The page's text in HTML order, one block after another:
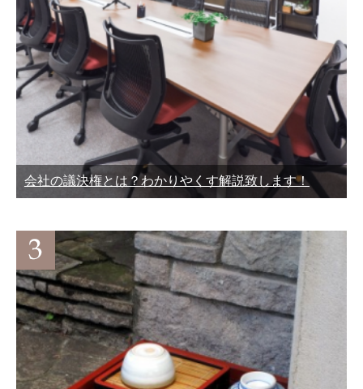
会社の議決権とは？わかりやくす解説致します！